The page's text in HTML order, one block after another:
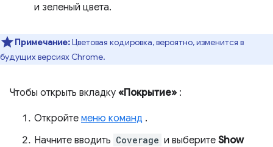
и зеленый цвета.
Примечание:Цветовая кодировка, вероятно, изменится в
будущих версиях Chrome.
Чтобы открыть вкладку «Покрытие» :
Откройте меню команд .
Начните вводить Coverage и выберите Show